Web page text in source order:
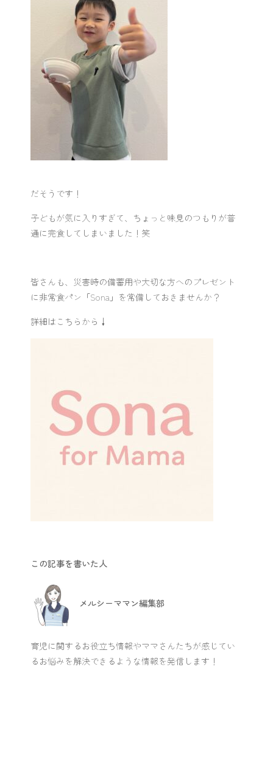
だそうです！
子どもが気に入りすぎて、ちょっと味見のつもりが普
通に完食してしまいました！笑
皆さんも、災害時の備蓄用や大切な方へのプレゼント
に非常食パン「Sona」 を常備しておきませんか？
詳細はこちらから↓
この記事を書いた人
メルシーママン編集部
育児に関するお役立ち情報やママさんたちが感じてい
るお悩みを解決できるような情報を発信します！